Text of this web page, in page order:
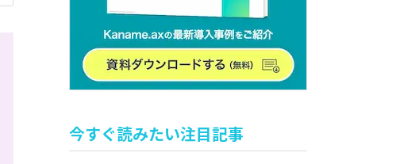
今すぐ読みたい注目記事